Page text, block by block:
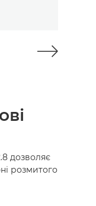
дозволяє
розмитого